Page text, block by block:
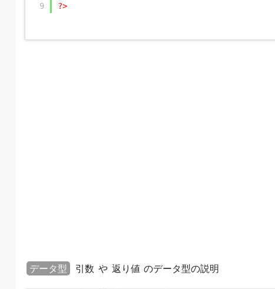
9
?>
データ型 引数 や 返り値 のデータ型の説明